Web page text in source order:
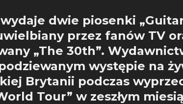
dwie piosenki
przez fanów TV
„The 30th”.
występie na
Brytanii podczas
Tour” w zeszłym